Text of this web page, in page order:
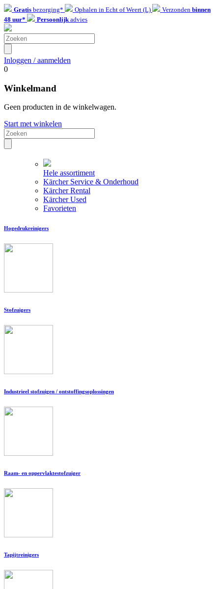
Gratis bezorging* Ophalen in Echt of Weert (L) Verzonden binnen
48 uur*
Persoonlijkadvies
Inloggen / aanmelden
0
Winkelmand
Geen producten in de winkelwagen.
Start met winkelen
Hele assortiment
Kärcher Service & Onderhoud
Kärcher Rental
Kärcher Used
Favorieten
Hogedrukreinigers
Stofzuigers
Industrieel stofzuigen / ontstoffingsoplossingen
Raam- en oppervlaktestofzuiger
Tapijtreinigers